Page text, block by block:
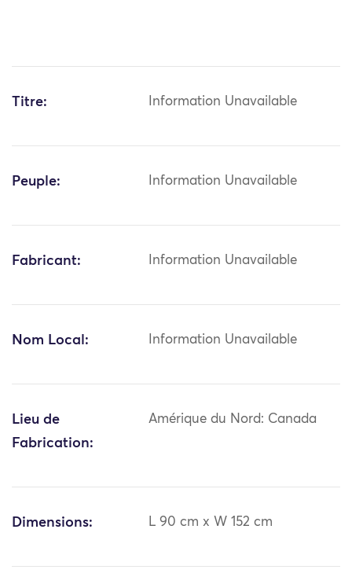
Titre: Information Unavailable
Peuple: Information Unavailable
Fabricant: Information Unavailable
Nom Local: Information Unavailable
Lieu de
Fabrication:
Amérique du Nord: Canada
Dimensions: L 90 cm x W 152 cm